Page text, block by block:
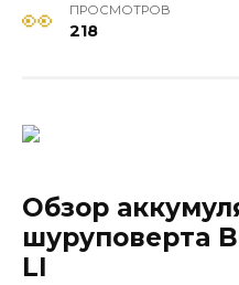
ПРОСМОТРОВ
218
Обзор
шуруповерта
LI